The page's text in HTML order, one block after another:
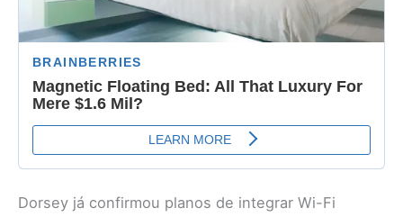
Dorsey já confirmou planos de integrar Wi-Fi